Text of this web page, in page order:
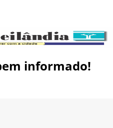
informado!